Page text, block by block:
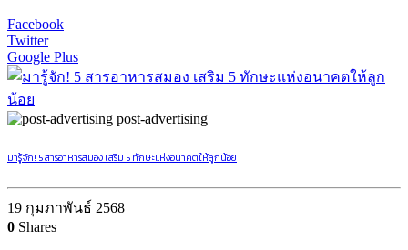
Facebook
Twitter
Google Plus
post-advertising
มารู้จัก! 5 สารอาหารสมอง เสริม 5 ทักษะแห่งอนาคตให้ลูกน้อย
19 กุมภาพันธ์ 2568
0 Shares